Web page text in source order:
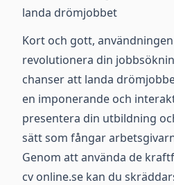
landa drömjobbet
Kort och gott,
revolutionera din
chanser att landa
en imponerande och
presentera din utbildning
sätt som fångar
Genom att använda de
cv online.se kan du